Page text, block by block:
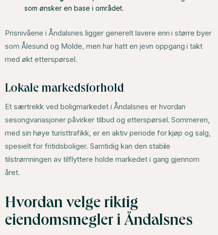
som ønsker en base i området.
Prisnivåene i Åndalsnes ligger generelt lavere enn i større byer
som Ålesund og Molde, men har hatt en jevn oppgang i takt
med økt etterspørsel.
Lokale markedsforhold
Et særtrekk ved boligmarkedet i Åndalsnes er hvordan
sesongvariasjoner påvirker tilbud og etterspørsel. Sommeren,
med sin høye turisttrafikk, er en aktiv periode for kjøp og salg,
spesielt for fritidsboliger. Samtidig kan den stabile
tilstrømningen av tilflyttere holde markedet i gang gjennom
året.
Hvordan velge riktig
eiendomsmegler i Åndalsnes